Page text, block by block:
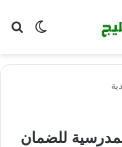
الوضع
للضمان